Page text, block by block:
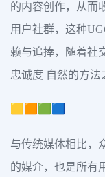
的内容创作，从而
用户社群，这种
赖与追捧，随着社
忠诚度 自然的方法
🟨🟧🟩🟦
与传统媒体相比，
的媒介，也是所有